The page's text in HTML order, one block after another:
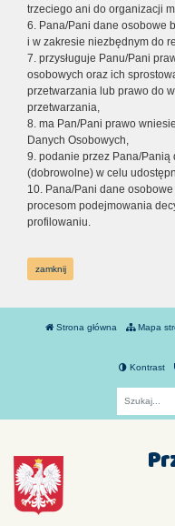
trzeciego ani do organizacji
6. Pana/Pani dane osobowe
i w zakresie niezbędnym do
7. przysługuje Panu/Pani
osobowych oraz ich
przetwarzania lub prawo do
przetwarzania,
8. ma Pan/Pani prawo
Danych Osobowych,
9. podanie przez Pana/Panią
(dobrowolne) w celu
10. Pana/Pani dane
procesom podejmowania
profilowaniu.
zamknij
Strona główna Mapa
Kontrast